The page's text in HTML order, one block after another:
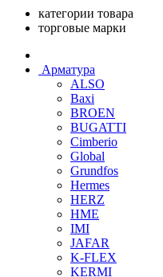
категории товара
торговые марки
Арматура
ALSO
Baxi
BROEN
BUGATTI
Cimberio
Global
Grundfos
Hermes
HERZ
HME
IMI
JAFAR
K-FLEX
KERMI